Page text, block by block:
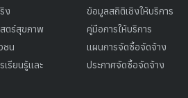
ง
ตร์สุขภาพ
ชน
เรียนรู้และ
ข้อมูลสถิติเชิงให้บริการ
คู่มือการให้บริการ
แผนการจัดซื้อจัดจ้าง
ประกาศจัดซื้อจัดจ้าง